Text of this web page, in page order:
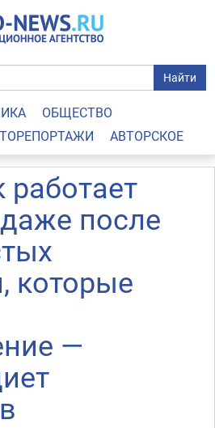
Найти
ОБЩЕСТВО
АВТОРСКОЕ
после
которые
—